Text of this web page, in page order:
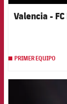
Valencia -
PRIMER EQUIPO